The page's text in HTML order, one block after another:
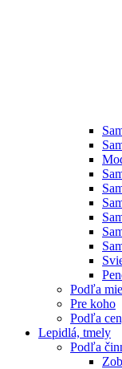
Podľa
Pre koho
Podľa
Lepidlá, tmely
Podľa